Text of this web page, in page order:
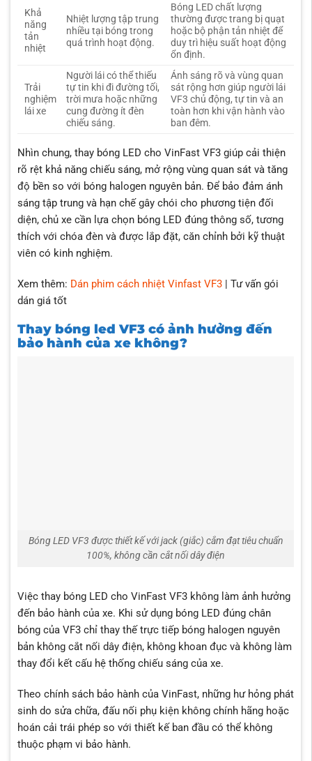
Khả
năng
tản
nhiệt
Nhiệt lượng tập trung
nhiều tại bóng trong
quá trình hoạt động.
Bóng LED chất lượng
thường được trang bị quạt
hoặc bộ phận tản nhiệt để
duy trì hiệu suất hoạt động
ổn định.
Trải
nghiệm
lái xe
Người lái có thể thiếu
tự tin khi đi đường tối,
trời mưa hoặc những
cung đường ít đèn
chiếu sáng.
Ánh sáng rõ và vùng quan
sát rộng hơn giúp người lái
VF3 chủ động, tự tin và an
toàn hơn khi vận hành vào
ban đêm.
Nhìn chung, thay bóng LED cho VinFast VF3 giúp cải thiện
rõ rệt khả năng chiếu sáng, mở rộng vùng quan sát và tăng
độ bền so với bóng halogen nguyên bản. Để bảo đảm ánh
sáng tập trung và hạn chế gây chói cho phương tiện đối
diện, chủ xe cần lựa chọn bóng LED đúng thông số, tương
thích với chóa đèn và được lắp đặt, căn chỉnh bởi kỹ thuật
viên có kinh nghiệm.
Xem thêm: Dán phim cách nhiệt Vinfast VF3| Tư vấn gói
dán giá tốt
Thay bóng led VF3 có ảnh hưởng đến
bảo hành của xe không?
Bóng LED VF3 được thiết kế với jack (giắc) cắm đạt tiêu chuẩn
100%, không cần cắt nối dây điện
Việc thay bóng LED cho VinFast VF3 không làm ảnh hưởng
đến bảo hành của xe. Khi sử dụng bóng LED đúng chân
bóng của VF3 chỉ thay thế trực tiếp bóng halogen nguyên
bản không cắt nối dây điện, không khoan đục và không làm
thay đổi kết cấu hệ thống chiếu sáng của xe.
Theo chính sách bảo hành của VinFast, những hư hỏng phát
sinh do sửa chữa, đấu nối phụ kiện không chính hãng hoặc
hoán cải trái phép so với thiết kế ban đầu có thể không
thuộc phạm vi bảo hành.